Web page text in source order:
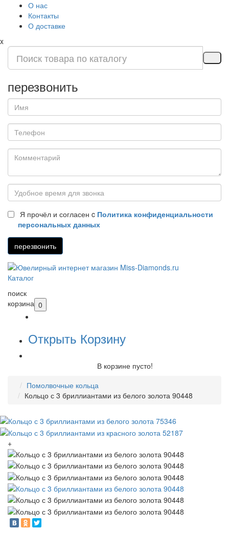
О нас
Контакты
О доставке
x
перезвонить
Я прочёл и согласен c Политика конфиденциальности
персональных данных
Каталог
поиск
корзина 0
Открыть Корзину
В корзине пусто!
Помолвочные кольца
Кольцо с 3 бриллиантами из белого золота 90448
+